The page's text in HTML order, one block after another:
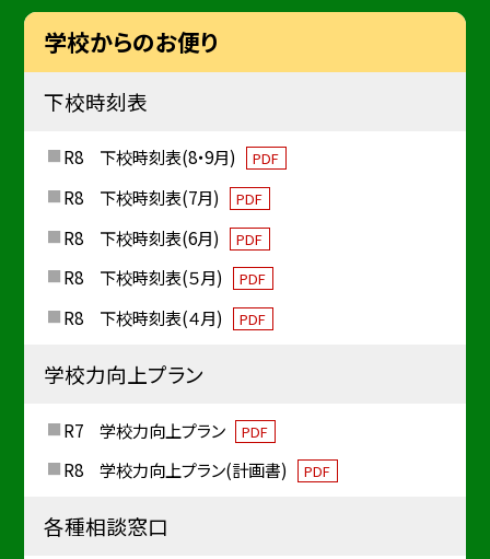
学校からのお便り
下校時刻表
R8 下校時刻表(8・9月) PDF
R8 下校時刻表(7月) PDF
R8 下校時刻表(6月) PDF
R8 下校時刻表(５月) PDF
R8 下校時刻表(４月) PDF
学校力向上プラン
R7 学校力向上プラン PDF
R8 学校力向上プラン(計画書) PDF
各種相談窓口